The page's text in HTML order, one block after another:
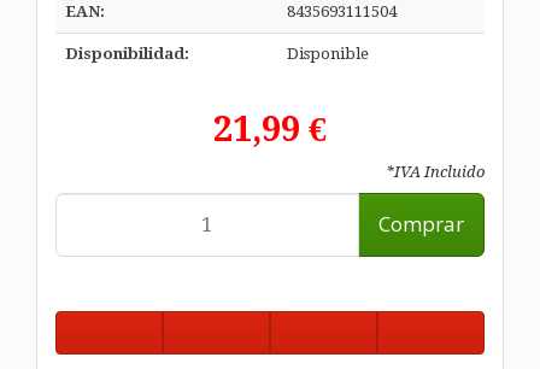
EAN: 8435693111504
Disponibilidad: Disponible
21,99 €
*IVA Incluido
Comprar